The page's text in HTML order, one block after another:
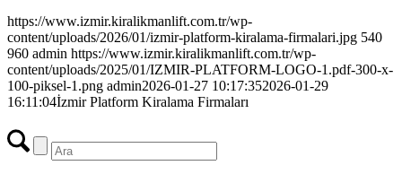
https://www.izmir.kiralikmanlift.com.tr/wp-
content/uploads/2026/01/izmir-platform-kiralama-firmalari.jpg 540
960 admin https://www.izmir.kiralikmanlift.com.tr/wp-
content/uploads/2025/01/IZMIR-PLATFORM-LOGO-1.pdf-300-x-
100-piksel-1.png admin2026-01-27 10:17:352026-01-29
16:11:04İzmir Platform Kiralama Firmaları